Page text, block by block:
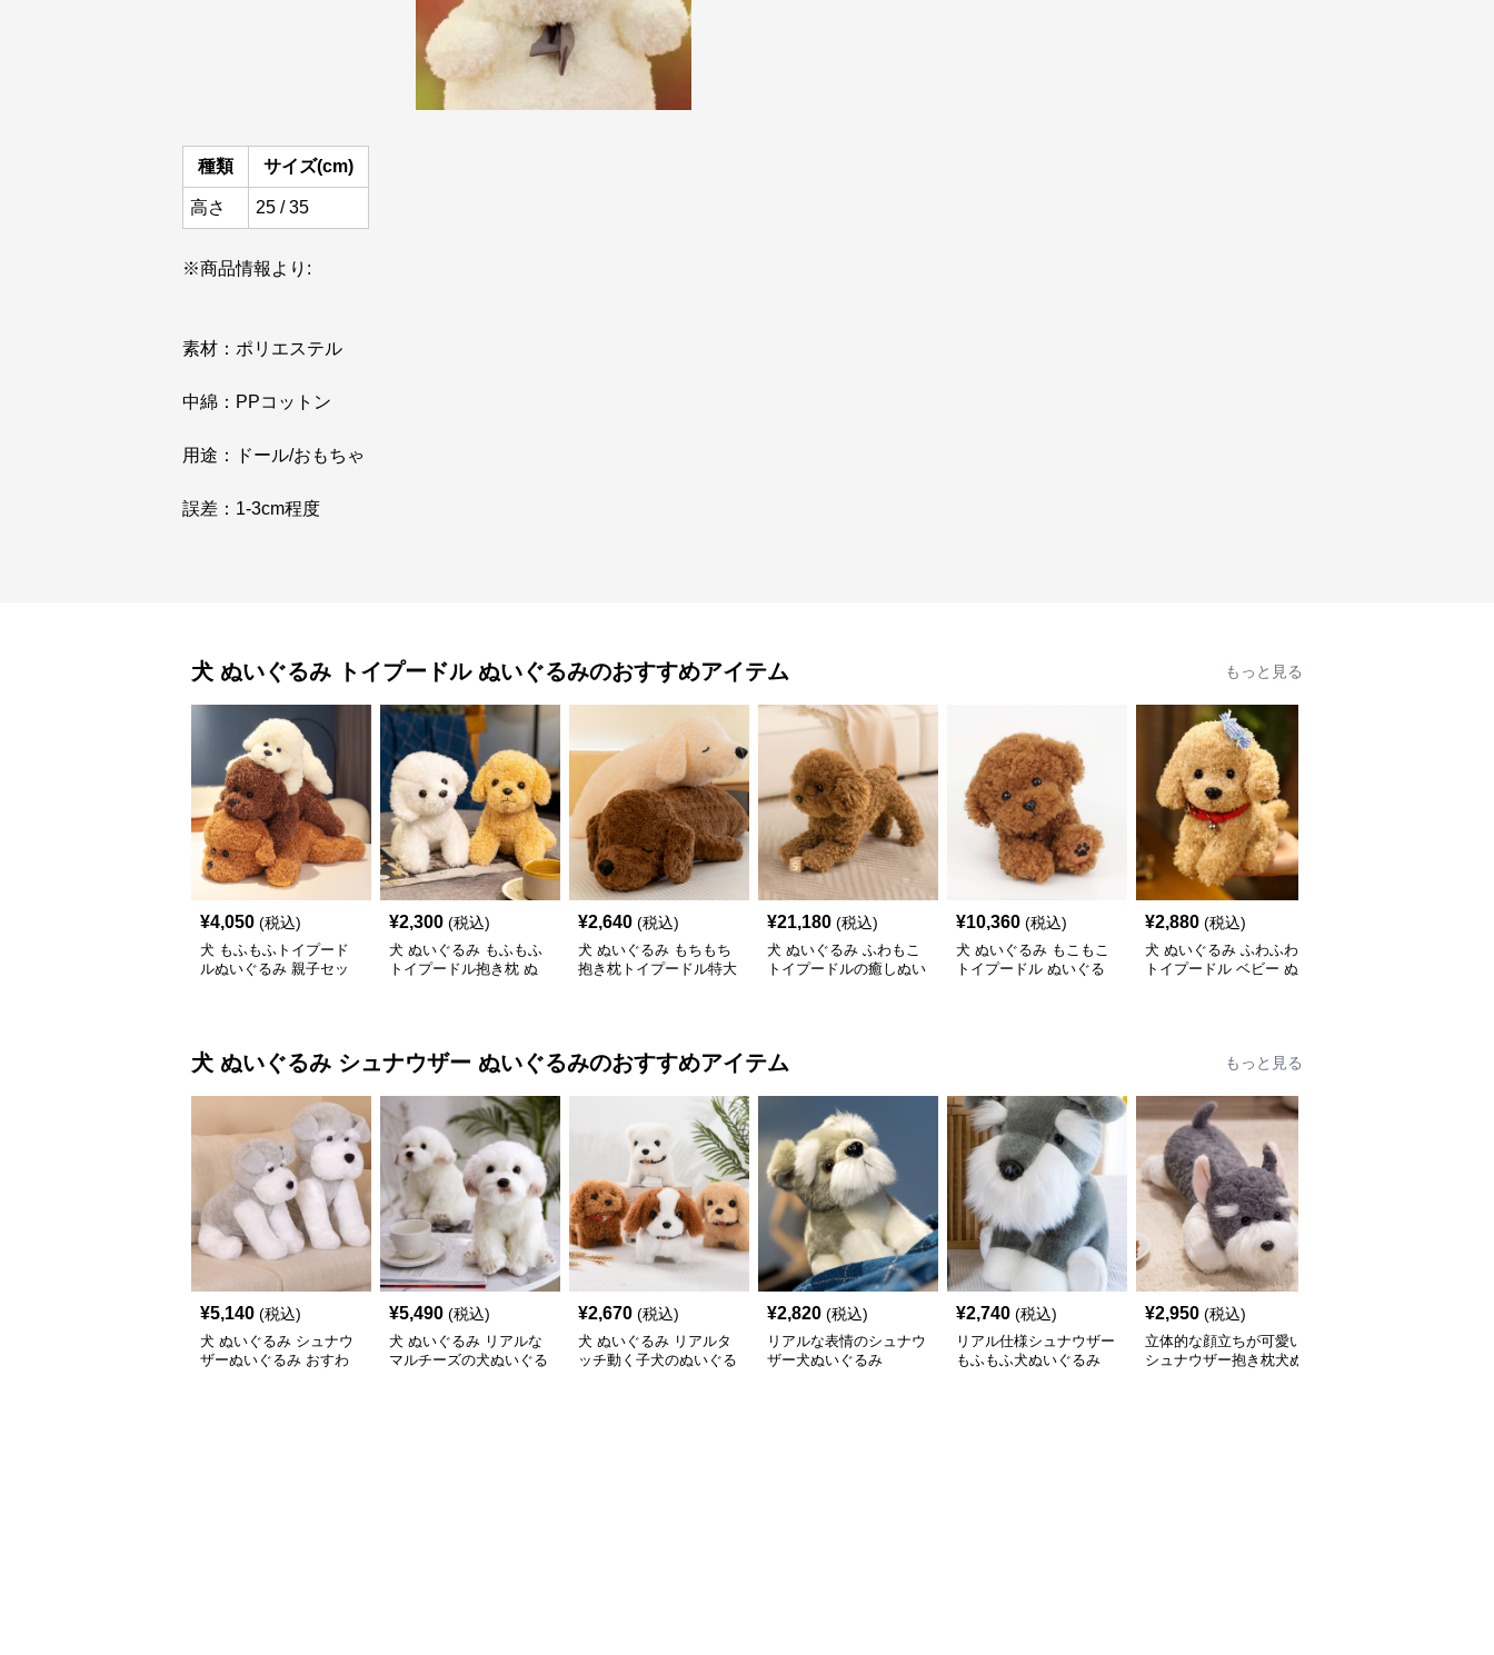
種類 サイズ(cm)
高さ 25 / 35
※商品情報より:
素材：ポリエステル
中綿：PPコットン
用途：ドール/おもちゃ
誤差：1-3cm程度
犬 ぬいぐるみ トイプードル ぬいぐるみのおすすめアイテム もっと見る
¥4,050 (税込)
犬 もふもふトイプード
ルぬいぐるみ 親子セッ
¥2,300 (税込)
犬 ぬいぐるみ もふもふ
トイプードル抱き枕 ぬ
¥2,640 (税込)
犬 ぬいぐるみ もちもち
抱き枕トイプードル特大
¥21,180 (税込)
犬 ぬいぐるみ ふわもこ
トイプードルの癒しぬい
¥10,360 (税込)
犬 ぬいぐるみ もこもこ
トイプードル ぬいぐる
¥2,880 (税込)
犬 ぬいぐるみ ふわふわ
トイプードル ベビー ぬ
犬 ぬいぐるみ シュナウザー ぬいぐるみのおすすめアイテム もっと見る
¥5,140 (税込)
犬 ぬいぐるみ シュナウ
ザーぬいぐるみ おすわ
¥5,490 (税込)
犬 ぬいぐるみ リアルな
マルチーズの犬ぬいぐる
¥2,670 (税込)
犬 ぬいぐるみ リアルタ
ッチ動く子犬のぬいぐる
¥2,820 (税込)
リアルな表情のシュナウ
ザー犬ぬいぐるみ
¥2,740 (税込)
リアル仕様シュナウザー
もふもふ犬ぬいぐるみ
¥2,950 (税込)
立体的な顔立ちが可愛い
シュナウザー抱き枕犬ぬ